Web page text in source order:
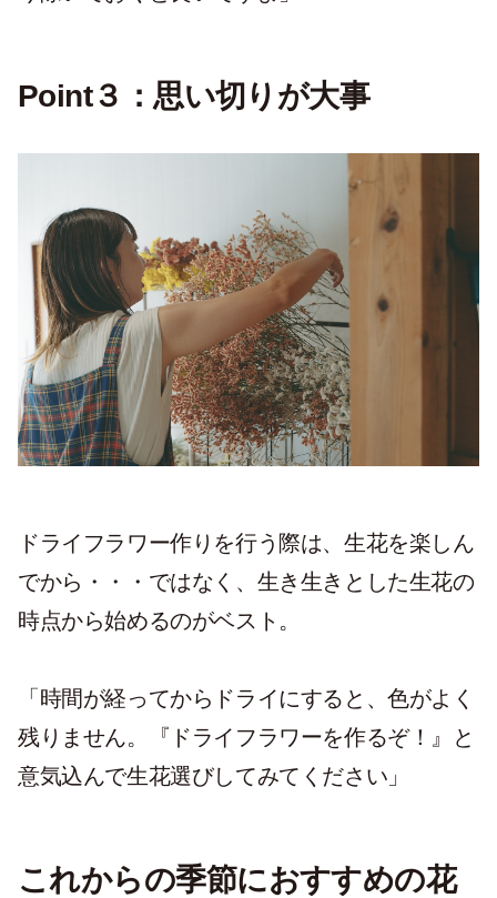
Point３：思い切りが大事
ドライフラワー作りを行う際は、生花を楽しん
でから・・・ではなく、生き生きとした生花の
時点から始めるのがベスト。
「時間が経ってからドライにすると、色がよく
残りません。『ドライフラワーを作るぞ！』と
意気込んで生花選びしてみてください」
これからの季節におすすめの花